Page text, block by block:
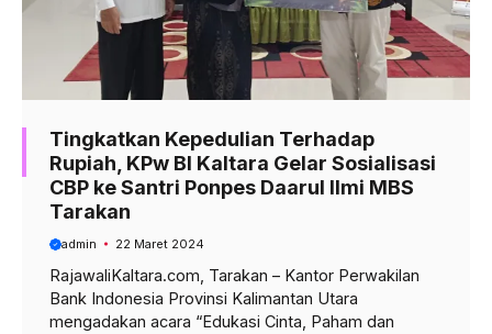
Tingkatkan Kepedulian Terhadap
Rupiah, KPw BI Kaltara Gelar Sosialisasi
CBP ke Santri Ponpes Daarul Ilmi MBS
Tarakan
admin 22 Maret 2024
RajawaliKaltara.com, Tarakan – Kantor Perwakilan
Bank Indonesia Provinsi Kalimantan Utara
mengadakan acara “Edukasi Cinta, Paham dan